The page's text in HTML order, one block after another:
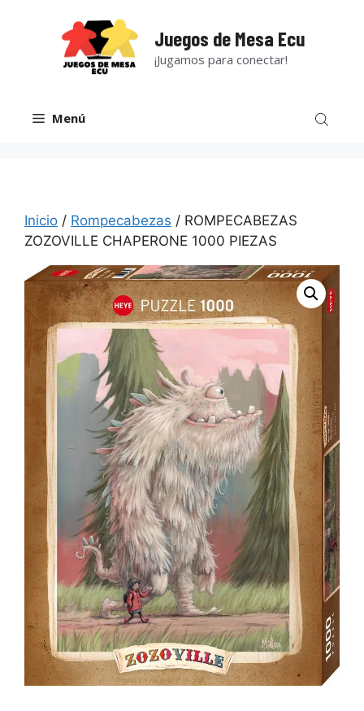
Juegos de Mesa Ecu
¡Jugamos para conectar!
Menú
Inicio / Rompecabezas / ROMPECABEZAS
ZOZOVILLE CHAPERONE 1000 PIEZAS